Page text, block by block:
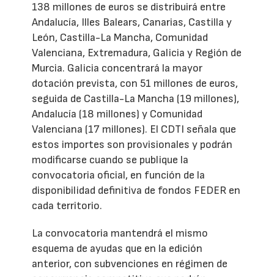
138 millones de euros se distribuirá entre
Andalucía, Illes Balears, Canarias, Castilla y
León, Castilla-La Mancha, Comunidad
Valenciana, Extremadura, Galicia y Región de
Murcia. Galicia concentrará la mayor
dotación prevista, con 51 millones de euros,
seguida de Castilla-La Mancha (19 millones),
Andalucía (18 millones) y Comunidad
Valenciana (17 millones). El CDTI señala que
estos importes son provisionales y podrán
modificarse cuando se publique la
convocatoria oficial, en función de la
disponibilidad definitiva de fondos FEDER en
cada territorio.
La convocatoria mantendrá el mismo
esquema de ayudas que en la edición
anterior, con subvenciones en régimen de